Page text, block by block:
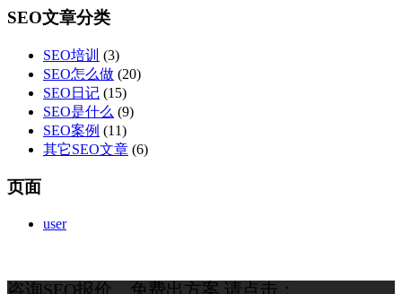
SEO文章分类
SEO培训 (3)
SEO怎么做 (20)
SEO日记 (15)
SEO是什么 (9)
SEO案例 (11)
其它SEO文章 (6)
页面
user
咨询SEO报价、免费出方案,请点击：